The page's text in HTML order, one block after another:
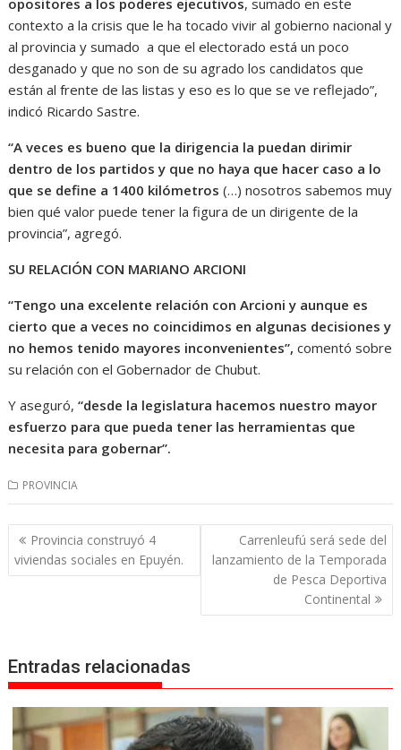
contexto a la crisis que le ha tocado vivir al gobierno nacional y
al provincia y sumado a que el electorado está un poco
desganado y que no son de su agrado los candidatos que
están al frente de las listas y eso es lo que se ve reflejado”,
indicó Ricardo Sastre.
“A veces es bueno que la dirigencia la puedan dirimir
dentro de los partidos y que no haya que hacer caso a lo
que se define a 1400 kilómetros (…) nosotros sabemos muy
bien qué valor puede tener la figura de un dirigente de la
provincia”, agregó.
SU RELACIÓN CON MARIANO ARCIONI
“Tengo una excelente relación con Arcioni y aunque es
cierto que a veces no coincidimos en algunas decisiones y
no hemos tenido mayores inconvenientes”,comentó sobre
su relación con el Gobernador de Chubut.
Y aseguró,“desde la legislatura hacemos nuestro mayor
esfuerzo para que pueda tener las herramientas que
necesita para gobernar”.
PROVINCIA
Navegación
de
entradas
Provincia construyó 4
viviendas sociales en Epuyén.
Carrenleufú será sede del
lanzamiento de la Temporada
de Pesca Deportiva
Continental
Entradas relacionadas